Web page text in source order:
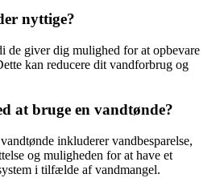
nyttige?
de giver dig mulighed for at opbevare
kan reducere dit vandforbrug og
at bruge en vandtønde?
inkluderer vandbesparelse,
og muligheden for at have et
i tilfælde af vandmangel.